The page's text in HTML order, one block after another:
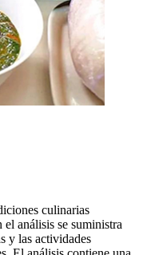
culinarias
el análisis se suministra
y las actividades